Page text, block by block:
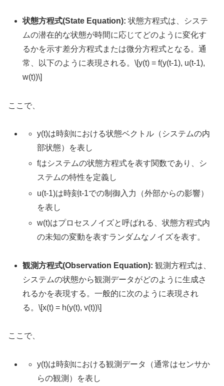
状態方程式(State Equation): 状態方程式は、システ
ムの潜在的な状態が時間に応じてどのように変化す
るかを示す差分方程式または微分方程式となる。通
常、以下のように表現される。\[y(t) = f(y(t-1), u(t-1),
w(t))\]
ここで、
y(t)は時刻tにおける状態ベクトル（システムの内
部状態）を表し
fはシステムの状態方程式を表す関数であり、シ
ステムの特性を定義し
u(t-1)は時刻t-1での制御入力（外部からの影響）
を表し
w(t)はプロセスノイズと呼ばれる、状態方程式内
の未知の変動を表すランダムなノイズを表す。
観測方程式(Observation Equation): 観測方程式は、
システムの状態から観測データがどのように生成さ
れるかを表現する。一般的に次のように表現され
る。\[x(t) = h(y(t), v(t))\]
ここで、
y(t)は時刻tにおける観測データ（通常はセンサか
らの観測）を表し